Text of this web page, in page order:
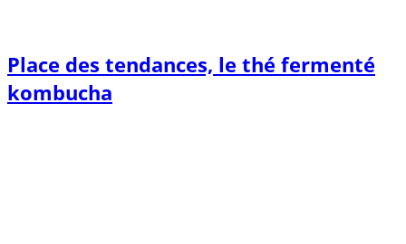
Place des tendances, le thé fermenté
kombucha